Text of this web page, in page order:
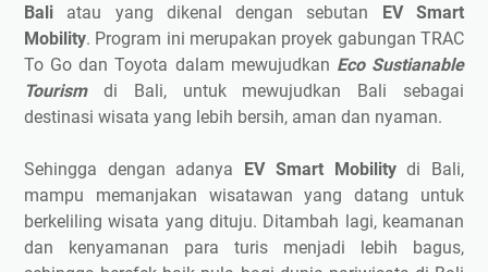
Bali atau yang dikenal dengan sebutan EV Smart
Mobility. Program ini merupakan proyek gabungan TRAC
To Go dan Toyota dalam mewujudkan Eco Sustianable
Tourismdi Bali, untuk mewujudkan Bali sebagai
destinasi wisata yang lebih bersih, aman dan nyaman.
Sehingga dengan adanya EV Smart Mobilitydi Bali,
mampu memanjakan wisatawan yang datang untuk
berkeliling wisata yang dituju. Ditambah lagi, keamanan
dan kenyamanan para turis menjadi lebih bagus,